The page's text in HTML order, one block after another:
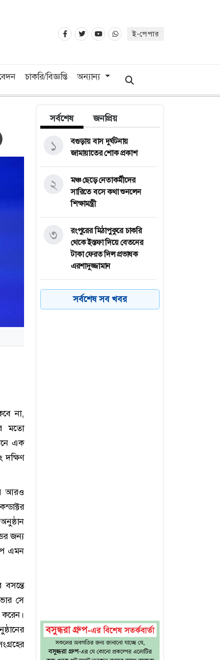
ই-পেপার
চাকরি/বিজ্ঞপ্তি অন্যান্য
না,
মতো
এক
দক্ষিণ
আরও
জন্য
এমন
বসন্তে
সে
সর্বশেষ জনপ্রিয়
বগুড়ায় বাস দুর্ঘটনায়
জামায়াতের শোক প্রকাশ
১
মঞ্চ ছেড়ে নেতাকর্মীদের
সারিতে বসে কথা শুনলেন
শিক্ষামন্ত্রী
২
রংপুরের মিঠাপুকুরে চাকরি
থেকে ইস্তফা দিয়ে বেতনের
টাকা ফেরত দিল প্রভাষক
এরশাদুজ্জামান
৩
বগুড়ায় সড়ক দুর্ঘটনায় আহত
ও নিহতদের পরিবারের পাশে
সর্বশেষ সব খবর